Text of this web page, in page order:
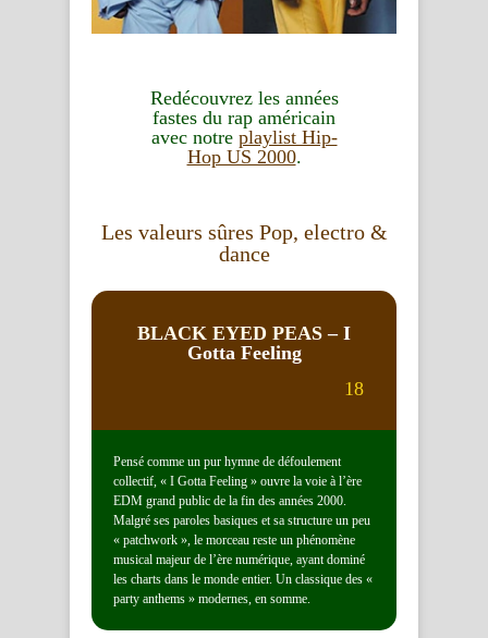
Redécouvrez les années
fastes du rap américain
avec notre playlist Hip-
Hop US 2000.
Les valeurs sûres Pop, electro &
dance
BLACK EYED PEAS – I
Gotta Feeling
18
Pensé comme un pur hymne de défoulement
collectif, « I Gotta Feeling » ouvre la voie à l’ère
EDM grand public de la fin des années 2000.
Malgré ses paroles basiques et sa structure un peu
« patchwork », le morceau reste un phénomène
musical majeur de l’ère numérique, ayant dominé
les charts dans le monde entier. Un classique des «
party anthems » modernes, en somme.